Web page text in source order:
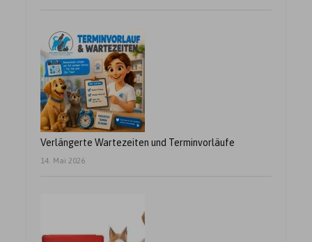
Verlängerte Wartezeiten und Terminvorläufe
14. Mai 2026